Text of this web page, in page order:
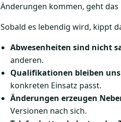
Änderungen kommen, geht
Sobald es lebendig wird, kippt
Abwesenheiten sind nicht
anderen.
Qualifikationen bleiben
konkreten Einsatz passt.
Änderungen erzeugen
Versionen nach sich.